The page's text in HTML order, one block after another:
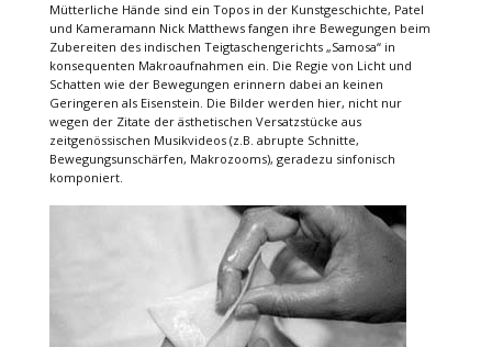
Mütterliche Hände sind ein Topos in der Kunstgeschichte, Patel
und Kameramann Nick Matthews fangen ihre Bewegungen beim
Zubereiten des indischen Teigtaschengerichts „Samosa“ in
konsequenten Makroaufnahmen ein. Die Regie von Licht und
Schatten wie der Bewegungen erinnern dabei an keinen
Geringeren als Eisenstein. Die Bilder werden hier, nicht nur
wegen der Zitate der ästhetischen Versatzstücke aus
zeitgenössischen Musikvideos (z.B. abrupte Schnitte,
Bewegungsunschärfen, Makrozooms), geradezu sinfonisch
komponiert.